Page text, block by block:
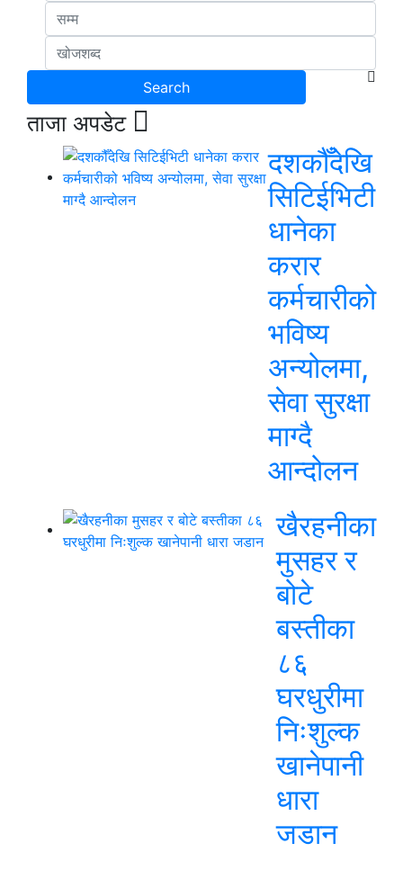
ताजा अपडेट
दशकौँदेखि
सिटिईभिटी
धानेका
करार
कर्मचारीको
भविष्य
अन्योलमा,
सेवा सुरक्षा
माग्दै
आन्दोलन
खैरहनीका
मुसहर र
बोटे
बस्तीका
८६
घरधुरीमा
निःशुल्क
खानेपानी
धारा
जडान